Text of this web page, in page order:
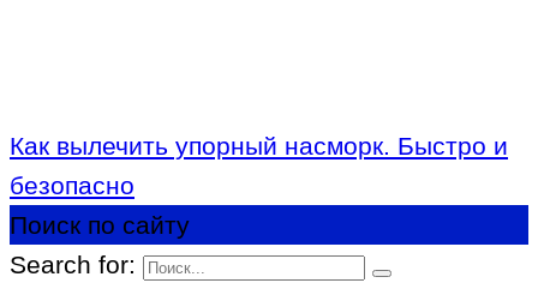
Как вылечить упорный насморк. Быстро и
безопасно
Поиск по сайту
Search for: